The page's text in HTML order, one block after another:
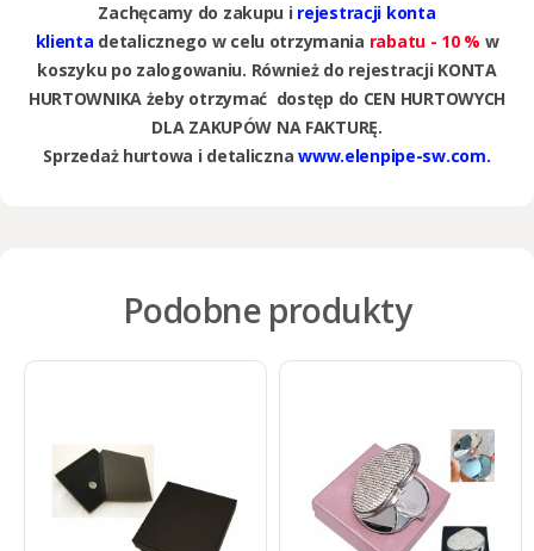
Zachęcamy do zakupu i rejestracji konta
klienta detalicznego w celu otrzymania rabatu - 10 % w
koszyku po zalogowaniu. Również do rejestracji KONTA
HURTOWNIKA żeby otrzymać dostęp do CEN HURTOWYCH
DLA ZAKUPÓW NA FAKTURĘ.
Sprzedaż hurtowa i detaliczna www.elenpipe-sw.com.
Podobne produkty